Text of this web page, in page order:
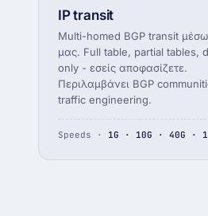
IP transit
Multi-homed BGP transit
μας. Full table, partial tables,
only - εσείς αποφασίζετε.
Περιλαμβάνει BGP
traffic engineering.
Speeds · 1G · 10G · 40G ·